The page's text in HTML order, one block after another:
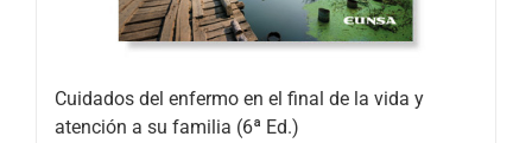
Cuidados del enfermo en el final de la vida y
atención a su familia (6ª Ed.)